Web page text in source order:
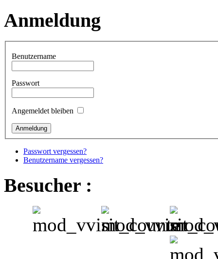
Anmeldung
Benutzername
Passwort
Angemeldet bleiben
Passwort vergessen?
Benutzername vergessen?
Besucher :